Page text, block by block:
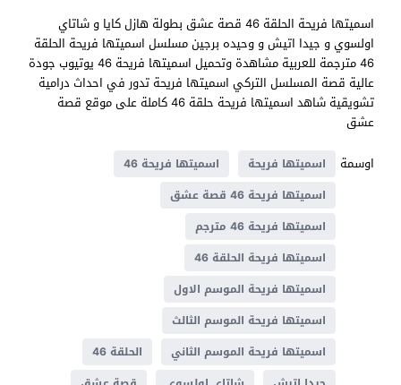
اسميتها فريحة الحلقة 46 قصة عشق بطولة هازل كايا و شاتاي
اولسوي و جيدا اتيش و وحيده برجين مسلسل اسميتها فريحة الحلقة
46 مترجمة للعربية مشاهدة وتحميل اسميتها فريحة 46 يوتيوب جودة
عالية قصة المسلسل التركي اسميتها فريحة تدور في احداث درامية
تشويقية شاهد اسميتها فريحة حلقة 46 كاملة على موقع قصة
عشق
اوسمة
اسميتها فريحة
اسميتها فريحة 46
اسميتها فريحة 46 قصة عشق
اسميتها فريحة 46 مترجم
اسميتها فريحة الحلقة 46
اسميتها فريحة الموسم الاول
اسميتها فريحة الموسم الثالث
اسميتها فريحة الموسم الثاني
الحلقة 46